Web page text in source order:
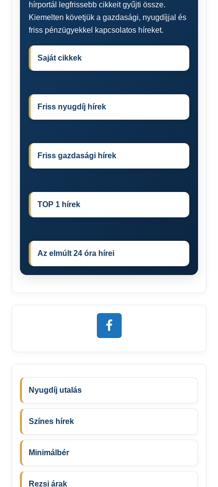
hírportál legfrissebb cikkeit gyűjti össze.
Kiemelten követjük a gazdasági, nyugdíjjal és
friss pénzügyekkel kapcsolatos híreket.
Saját cikkek
Friss nyugdíj hírek
Friss gazdasági hírek
TOP 1 hírek
Az elmúlt 24 óra hírei
Nyugdíj utalás
Színes hírek
Minimálbér
Rezsi árak